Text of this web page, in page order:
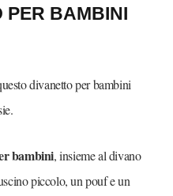
PER BAMBINI
divanetto per bambini
bambini, insieme al divano
piccolo, un pouf e un